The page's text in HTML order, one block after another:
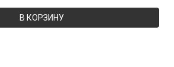
В КОРЗИНУ